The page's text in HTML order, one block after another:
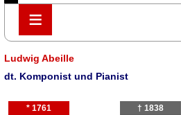
≡
≡
Ludwig Abeille
dt. Komponist und Pianist
* 1761 † 1838